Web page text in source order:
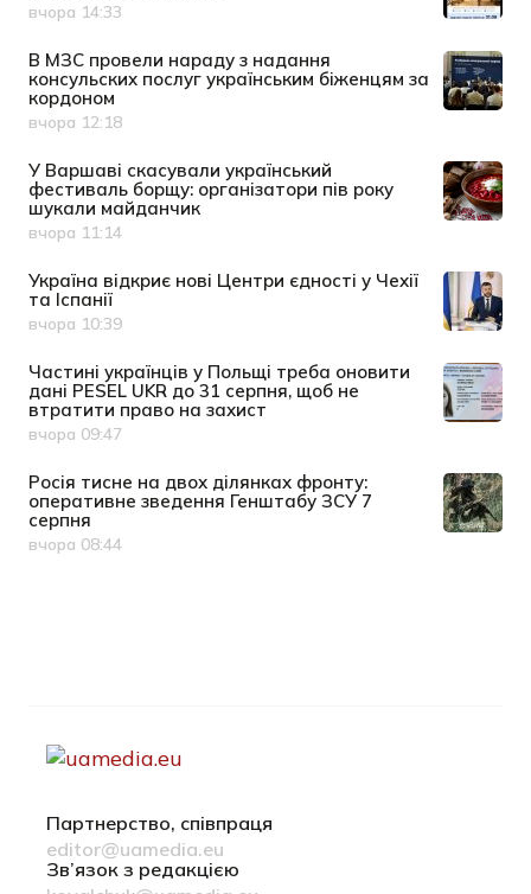
Дата публікації
вчора 14:33
В МЗС провели нараду з надання
консульских послуг українським біженцям за
кордоном
Дата публікації
вчора 12:18
У Варшаві скасували український
фестиваль борщу: організатори пів року
шукали майданчик
Дата публікації
вчора 11:14
Україна відкриє нові Центри єдності у Чехії
та Іспанії
Дата публікації
вчора 10:39
Частині українців у Польщі треба оновити
дані PESEL UKR до 31 серпня, щоб не
втратити право на захист
Дата публікації
вчора 09:47
Росія тисне на двох ділянках фронту:
оперативне зведення Генштабу ЗСУ 7
серпня
Дата публікації
вчора 08:44
Партнерство, співпраця
editor@uamedia.eu
Зв’язок з редакцією